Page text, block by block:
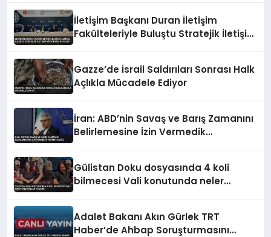
İletişim Başkanı Duran İletişim
Fakülteleriyle Buluştu Stratejik İletişim
Gazze’de İsrail Saldırıları Sonrası Halk
Açlıkla Mücadele Ediyor
İran: ABD’nin Savaş ve Barış Zamanını
Belirlemesine İzin Vermedik
Gülistan Doku dosyasında 4 koli
bilmecesi Vali konutunda neler
Adalet Bakanı Akın Gürlek TRT
Haber’de Ahbap Soruşturmasını